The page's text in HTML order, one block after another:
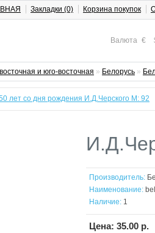
Валюта €
Закладки (0) Корзина покупок
и юго-восточная » Белорусь »
Производитель:
Наименование:
Наличие: 1
Цена: 35.00 р.